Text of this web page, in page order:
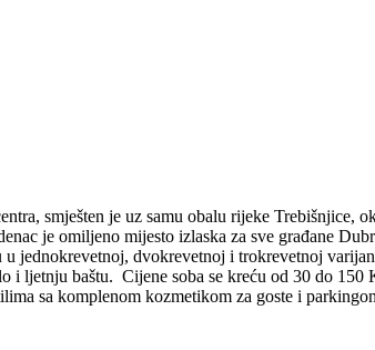
smješten je uz samu obalu rijeke Trebišnjice,
je omiljeno mijesto izlaska za sve građane
jednokrevetnoj, dvokrevetnoj i trokrevetnoj
ljetnju baštu. Cijene soba se kreću od 30 do 150
sa komplenom kozmetikom za goste i